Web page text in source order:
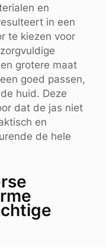
en
in een
te kiezen voor
grotere maat
goed passen,
huid. Deze
dat de jas niet
en
de hele